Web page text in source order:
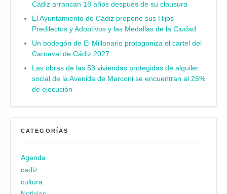
Cádiz arrancan 18 años después de su clausura
El Ayuntamiento de Cádiz propone sus Hijos
Predilectos y Adoptivos y las Medallas de la Ciudad
Un bodegón de El Millonario protagoniza el cartel del
Carnaval de Cádiz 2027
Las obras de las 53 viviendas protegidas de alquiler
social de la Avenida de Marconi se encuentran al 25%
de ejecución
CATEGORÍAS
Agenda
cadiz
cultura